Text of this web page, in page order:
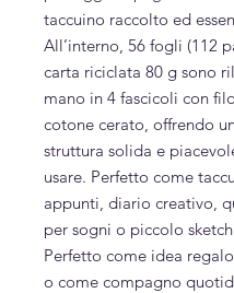
taccuino raccolto ed
All’interno, 56 fogli (112
carta riciclata 80 g sono
mano in 4 fascicoli con
cotone cerato, offrendo
struttura solida e
usare. Perfetto come
appunti, diario creativo,
per sogni o piccolo
Perfetto come idea regalo
o come compagno